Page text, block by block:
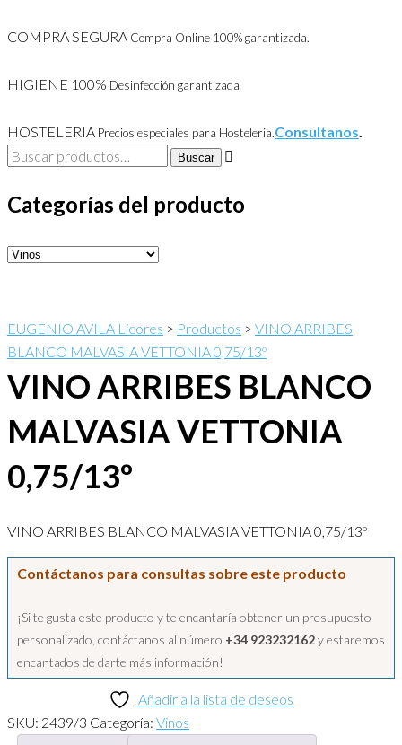
COMPRA SEGURA Compra Online 100% garantizada.
HIGIENE 100% Desinfección garantizada
HOSTELERIA Precios especiales para Hosteleria.Consultanos.
Buscar
Buscar
Categorías del producto
EUGENIO AVILA Licores > Productos > VINO ARRIBES
BLANCO MALVASIA VETTONIA 0,75/13º
VINO ARRIBES BLANCO
MALVASIA VETTONIA
0,75/13º
VINO ARRIBES BLANCO MALVASIA VETTONIA 0,75/13º
Contáctanos para consultas sobre este producto
¡Si te gusta este producto y te encantaría obtener un presupuesto
personalizado, contáctanos al número +34 923232162y estaremos
encantados de darte más información!
Añadir a la lista de deseos
SKU: 2439/3 Categoría: Vinos